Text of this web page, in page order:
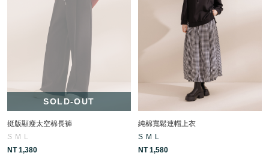
SOLD-OUT
挺版顯瘦太空棉長褲
S M
L
NT 1,380
純棉寬鬆連帽上衣
S M
L
NT 1,580